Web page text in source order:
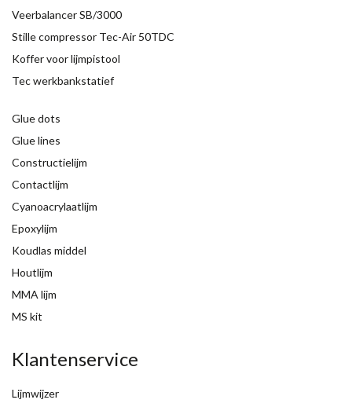
Veerbalancer SB/3000
Stille compressor Tec-Air 50TDC
Koffer voor lijmpistool
Tec werkbankstatief
Glue dots
Glue lines
Constructielijm
Contactlijm
Cyanoacrylaatlijm
Epoxylijm
Koudlas middel
Houtlijm
MMA lijm
MS kit
Klantenservice
Lijmwijzer